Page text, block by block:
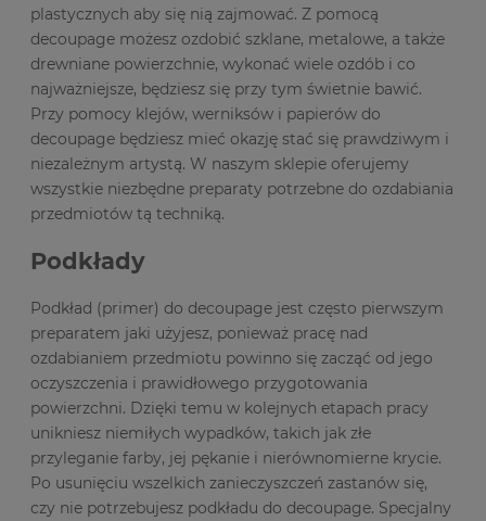
plastycznych aby się nią zajmować. Z pomocą
decoupage możesz ozdobić szklane, metalowe, a także
drewniane powierzchnie, wykonać wiele ozdób i co
najważniejsze, będziesz się przy tym świetnie bawić.
Przy pomocy klejów, werniksów i papierów do
decoupage będziesz mieć okazję stać się prawdziwym i
niezależnym artystą. W naszym sklepie oferujemy
wszystkie niezbędne preparaty potrzebne do ozdabiania
przedmiotów tą techniką.
Podkłady
Podkład (primer) do decoupage jest często pierwszym
preparatem jaki użyjesz, ponieważ pracę nad
ozdabianiem przedmiotu powinno się zacząć od jego
oczyszczenia i prawidłowego przygotowania
powierzchni. Dzięki temu w kolejnych etapach pracy
unikniesz niemiłych wypadków, takich jak złe
przyleganie farby, jej pękanie i nierównomierne krycie.
Po usunięciu wszelkich zanieczyszczeń zastanów się,
czy nie potrzebujesz podkładu do decoupage. Specjalny